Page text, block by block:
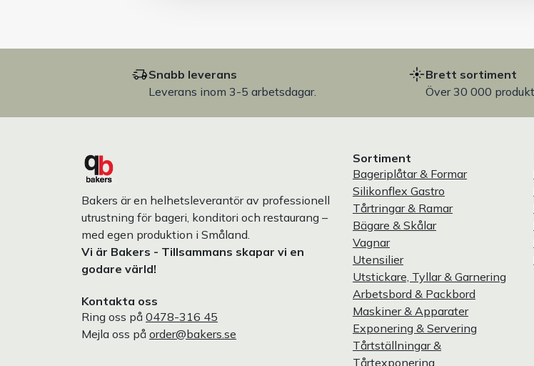
Snabb leverans
Leverans inom 3-5 arbetsdagar.
Brett sortiment
Över 30 000
Bakers är en helhetsleverantör av professionell
utrustning för bageri, konditori och restaurang –
med egen produktion i Småland.
Vi är Bakers - Tillsammans skapar vi en
godare värld!
Kontakta oss
Ring oss på 0478-316 45
Mejla oss på order@bakers.se
Sortiment
Bageriplåtar & Formar
Silikonflex Gastro
Tårtringar & Ramar
Bägare & Skålar
Vagnar
Utensilier
Utstickare, Tyllar & Garnering
Arbetsbord & Packbord
Maskiner & Apparater
Exponering & Servering
Tårtställningar &
Tårtexponering